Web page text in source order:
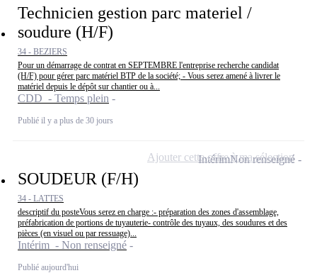
Technicien gestion parc materiel /
soudure (H/F)
34 - BEZIERS
Pour un démarrage de contrat en SEPTEMBRE l'entreprise recherche candidat
(H/F) pour gérer parc matériel BTP de la société; - Vous serez amené à livrer le
matériel depuis le dépôt sur chantier ou à...
CDD - Temps plein
Publié il y a plus de 30 jours
SOUDEUR (F/H)
34 - LATTES
descriptif du posteVous serez en charge :- préparation des zones d'assemblage,
préfabrication de portions de tuyauterie- contrôle des tuyaux, des soudures et des
pièces (en visuel ou par ressuage)...
Intérim - Non renseigné
Publié aujourd'hui
IntérimNon renseigné
Ajouter cette offre à ma sélection